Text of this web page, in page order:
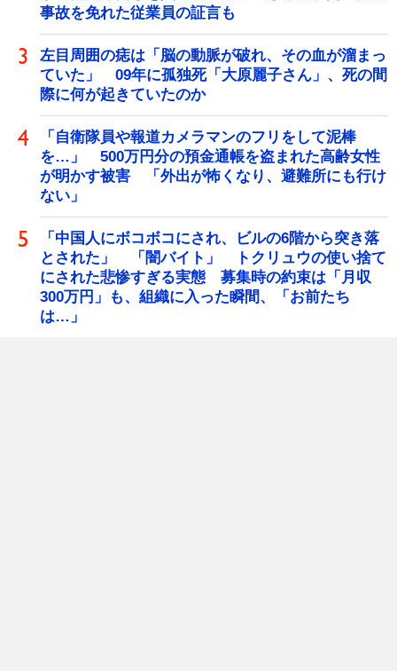
事故を免れた従業員の証言も
左目周囲の痣は「脳の動脈が破れ、その血が溜まっ
ていた」 09年に孤独死「大原麗子さん」、死の間
際に何が起きていたのか
「自衛隊員や報道カメラマンのフリをして泥棒
を…」 500万円分の預金通帳を盗まれた高齢女性
が明かす被害 「外出が怖くなり、避難所にも行け
ない」
「中国人にボコボコにされ、ビルの6階から突き落
とされた」 「闇バイト」 トクリュウの使い捨て
にされた悲惨すぎる実態 募集時の約束は「月収
300万円」も、組織に入った瞬間、「お前たち
は…」